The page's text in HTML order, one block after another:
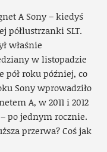
A Sony – kiedyś
półlustrzanki SLT.
właśnie
w listopadzie
pół roku później, co
Sony wprowadziło
A, w 2011 i 2012
po jednym rocznie.
przerwa? Coś jak